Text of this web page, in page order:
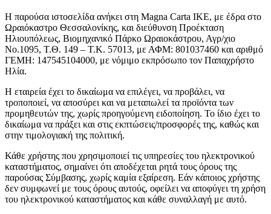
Η παρούσα ιστοσελίδα ανήκει στη Magna Carta IKE, με έδρα στο
Ωραιόκαστρο Θεσσαλονίκης, και διεύθυνση Προέκταση
Ηλιουπόλεως, Βιομηχανικό Πάρκο Ωραιοκάστρου, Αγρ/χιο
Νο.1095, Τ.Θ. 149 – Τ.Κ. 57013, με ΑΦΜ: 801037460 και αριθμό
ΓΕΜΗ: 147545104000, με νόμιμο εκπρόσωπο τον Παπαχρήστο
Ηλία.
Η εταιρεία έχει το δικαίωμα να επιλέγει, να προβάλει, να
τροποποιεί, να αποσύρει και να μεταπωλεί τα προϊόντα των
προμηθευτών της, χωρίς προηγούμενη ειδοποίηση. Το ίδιο έχει το
δικαίωμα να πράξει και στις εκπτώσεις/προσφορές της, καθώς και
στην τιμολογιακή της πολιτική.
Κάθε χρήστης που χρησιμοποιεί τις υπηρεσίες του ηλεκτρονικού
καταστήματος, σημαίνει ότι αποδέχεται ρητά τους όρους της
παρούσας Σύμβασης, χωρίς καμία εξαίρεση. Εάν κάποιος χρήστης
δεν συμφωνεί με τους όρους αυτούς, οφείλει να αποφύγει τη χρήση
του ηλεκτρονικού καταστήματος και κάθε συναλλαγή με αυτό.